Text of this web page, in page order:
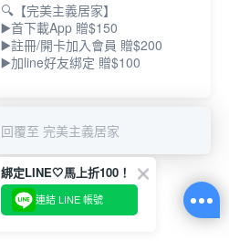
🔍【完美主義居家】
▶️首下載App 贈$150
▶️註冊/開卡加入會員 贈$200
▶️加line好友綁定 贈$100
回覆至 完美主義居家
綁定LINE🤍馬上折100！
連結 LINE 帳號